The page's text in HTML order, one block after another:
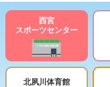
西宮
スポーツセンター
北夙川体育館